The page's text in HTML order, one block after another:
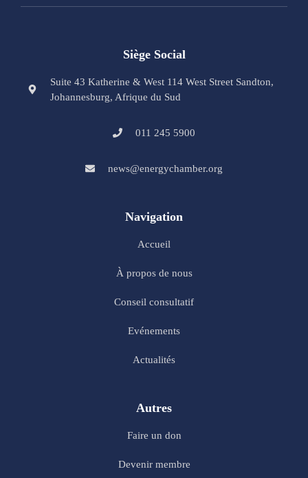
Siège Social
Suite 43 Katherine & West 114 West Street Sandton,
Johannesburg, Afrique du Sud
011 245 5900
news@energychamber.org
Navigation
Accueil
À propos de nous
Conseil consultatif
Evénements
Actualités
Autres
Faire un don
Devenir membre